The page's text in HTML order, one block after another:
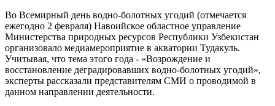
Во Всемирный день водно-болотных угодий (отмечается
ежегодно 2 февраля) Навоий­ское областное управление
Министерства природных ресурсов Республики Узбекистан
организовало медиамероприятие в акватории Тудакуль.
Учитывая, что тема этого года - «Возрождение и
восстановление деградировавших водно-болотных угодий»,
эксперты рассказали представителям СМИ о проводимой в
данном направлении деятельности.